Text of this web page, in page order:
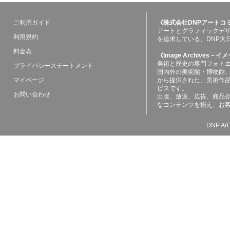
ご利用ガイド
利用規約
料金表
プライバシーステートメント
マイページ
お問い合わせ
《株式会社DNPアート
アートとグラフィックデ
を追求している、DNP大
《Image Archives－イ
美術と歴史の専門フォト
国内外の美術館・博物館
から提供された、美術作
ビスです。
出版、放送、広告、商品
なコンテンツを揃え、お
DNP